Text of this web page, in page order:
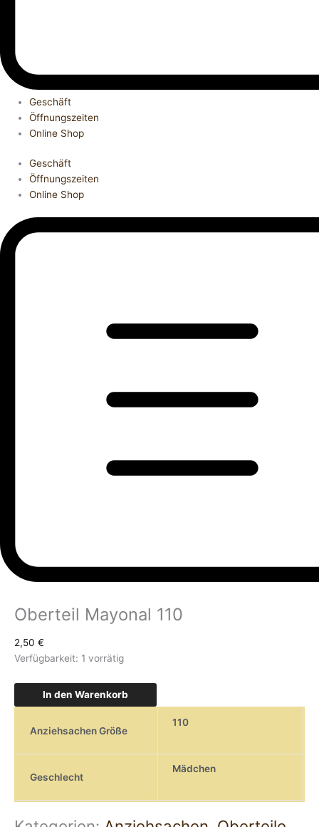
Geschäft
Öffnungszeiten
Online Shop
Geschäft
Öffnungszeiten
Online Shop
Oberteil Mayonal 110
2,50 €
Verfügbarkeit: 1 vorrätig
In den Warenkorb
Anziehsachen Größe
110
Geschlecht
Mädchen